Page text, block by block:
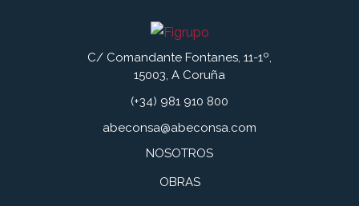
C/ Comandante Fontanes, 11-1º,
15003, A Coruña
(+34) 981 910 800
abeconsa@abeconsa.com
NOSOTROS
OBRAS